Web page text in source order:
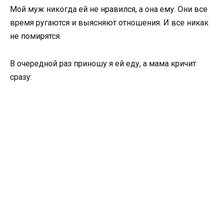
Мой муж никогда ей не нравился, а она ему. Они все
время ругаются и выясняют отношения. И все никак
не помирятся.
В очередной раз приношу я ей еду, а мама кричит
сразу: